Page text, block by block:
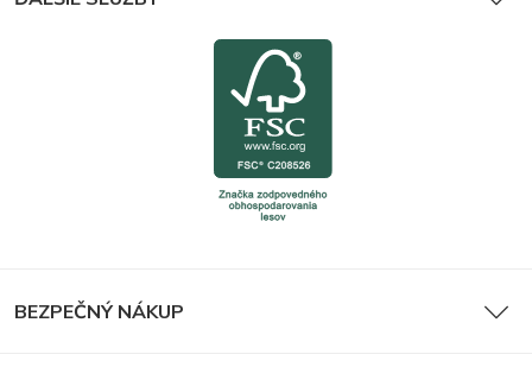
BEZPEČNÝ NÁKUP